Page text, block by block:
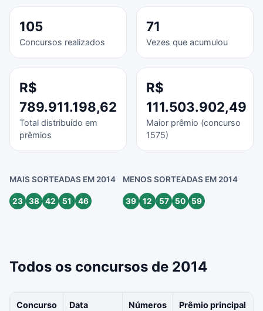
105
Concursos realizados
71
Vezes que acumulou
R$
789.911.198,62
Total distribuído em
prêmios
R$
111.503.902,49
Maior prêmio (concurso
1575)
MAIS SORTEADAS EM 2014
23 38 42 51 46
MENOS SORTEADAS EM 2014
39 12 57 50 59
Todos os concursos de 2014
Concurso Data Números Prêmio principal